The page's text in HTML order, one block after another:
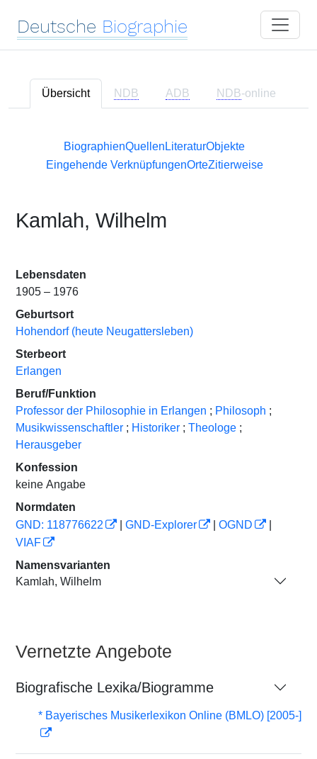
Deutsche Biographie
Übersicht NDB ADB NDB-online
BiographienQuellen LiteraturObjekte
Eingehende VerknüpfungenOrteZitierweise
Kamlah, Wilhelm
Lebensdaten
1905 – 1976
Geburtsort
Hohendorf (heute Neugattersleben)
Sterbeort
Erlangen
Beruf/Funktion
Professor der Philosophie in Erlangen ; Philosoph ;
Musikwissenschaftler ; Historiker ; Theologe ;
Herausgeber
Konfession
keine Angabe
Normdaten
GND: 118776622
GND-Explorer OGND
VIAF
Namensvarianten
Kamlah, Wilhelm
Vernetzte Angebote
Biografische Lexika/Biogramme
* Bayerisches Musikerlexikon Online (BMLO) [2005-]